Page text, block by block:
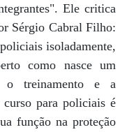
Ele critica
Sérgio Cabral Filho:
isoladamente,
como nasce um
o treinamento e a
para policiais é
função na proteção